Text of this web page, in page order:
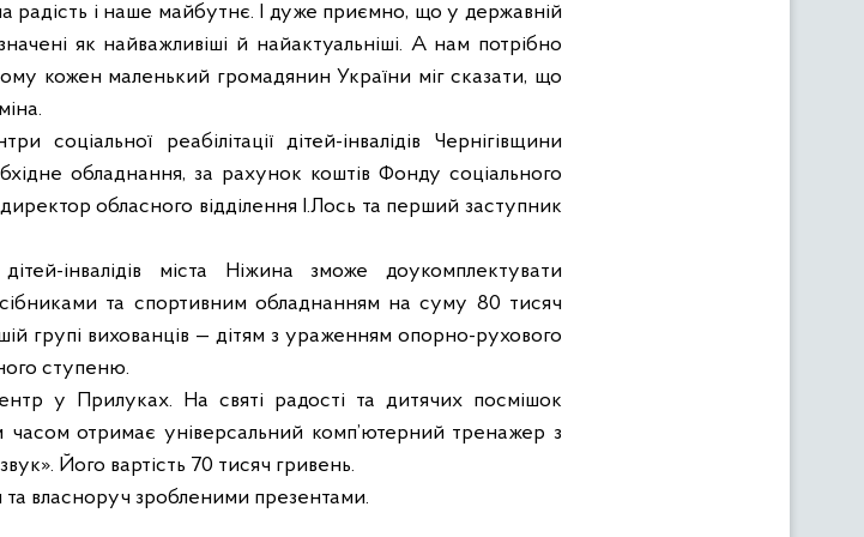
і наше майбутнє. І дуже приємно, що у державній
як найважливіші й найактуальніші. А нам потрібно
кожен маленький громадянин України міг сказати, що
реабілітації дітей-інвалідів Чернігівщини
обладнання, за рахунок коштів Фонду соціального
обласного відділення І.Лось та перший заступник
інвалідів міста Ніжина зможе доукомплектувати
та спортивним обладнанням на суму 80 тисяч
групі вихованців — дітям з ураженням опорно-рухового
ступеню.
у Прилуках. На святі радості та дитячих посмішок
отримає універсальний комп’ютерний тренажер з
Його вартість 70 тисяч гривень.
власноруч зробленими презентами.